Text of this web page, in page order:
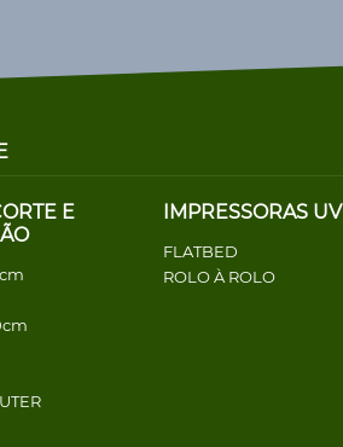
E
IMPRESSORAS UV
FLATBED
ROLO À ROLO